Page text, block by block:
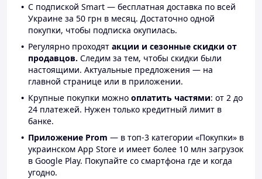
С подпиской Smart — бесплатная доставка по всей
Украине за 50 грн в месяц. Достаточно одной
покупки, чтобы подписка окупилась.
Регулярно проходят акции и сезонные скидки от
продавцов. Следим за тем, чтобы скидки были
настоящими. Актуальные предложения — на
главной странице или в приложении.
Крупные покупки можно оплатить частями: от 2 до
24 платежей. Нужен только кредитный лимит в
банке.
Приложение Prom — в топ-3 категории «Покупки» в
украинском App Store и имеет более 10 млн загрузок
в Google Play. Покупайте со смартфона где и когда
угодно.